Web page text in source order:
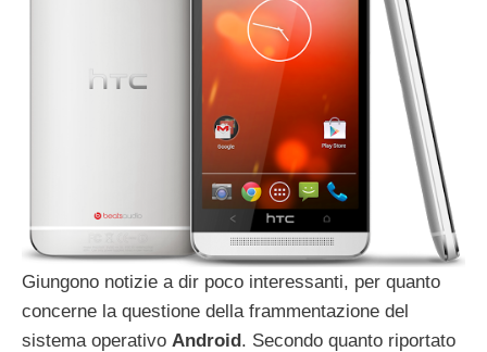
Giungono notizie a dir poco interessanti, per quanto
concerne la questione della frammentazione del
sistema operativo Android. Secondo quanto riportato